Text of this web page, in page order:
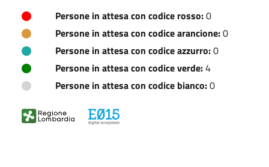
Persone in attesa con codice rosso:0
Persone in attesa con codice arancione:0
Persone in attesa con codice azzurro:0
Persone in attesa con codice verde:4
Persone in attesa con codice bianco:0